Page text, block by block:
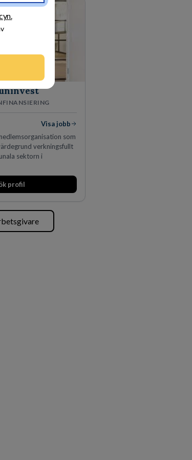
Visa jobb
som
verkningsfullt
sektorn i
profil